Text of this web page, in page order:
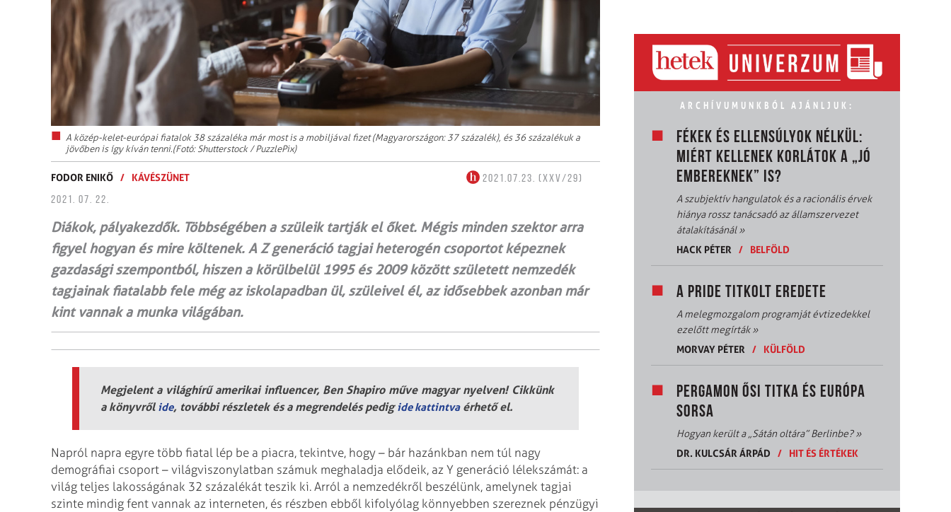
A közép-kelet-európai fiatalok 38 százaléka már most is a mobiljával fizet (Magyarországon: 37 százalék), és 36 százalékuk a
jövőben is így kíván tenni.(Fotó: Shutterstock / PuzzlePix)
FODOR ENIKŐ / KÁVÉSZÜNET
2021.07.23. (XXV/29)
2021. 07. 22.
Diákok, pályakezdők. Többségében a szüleik tartják el őket. Mégis minden szektor arra
figyel hogyan és mire költenek. A Z generáció tagjai heterogén csoportot képeznek
gazdasági szempontból, hiszen a körülbelül 1995 és 2009 között született nemzedék
tagjainak fiatalabb fele még az iskolapadban ül, szüleivel él, az idősebbek azonban már
kint vannak a munka világában.
Megjelent a világhírű amerikai influencer, Ben Shapiro műve magyar nyelven! Cikkünk
a könyvről ide, további részletek és a megrendelés pedigide kattintvaérhető el.
Napról napra egyre több fiatal lép be a piacra, tekintve, hogy – bár hazánkban nem túl nagy
demográfiai csoport – világviszonylatban számuk meghaladja elődeik, az Y generáció lélekszámát: a
világ teljes lakosságának 32 százalékát teszik ki. Arról a nemzedékről beszélünk, amelynek tagjai
szinte mindig fent vannak az interneten, és részben ebből kifolyólag könnyebben szereznek pénzügyi
ARCHÍVUMUNKBÓL AJÁNLJUK:
FÉKEK ÉS ELLENSÚLYOK NÉLKÜL:
MIÉRT KELLENEK KORLÁTOK A „JÓ
EMBEREKNEK” IS?
A szubjektív hangulatok és a racionális érvek
hiánya rossz tanácsadó az államszervezet
átalakításánál»
HACK PÉTER
/ BELFÖLD
A PRIDE TITKOLT EREDETE
A melegmozgalom programját évtizedekkel
ezelőtt megírták»
MORVAY PÉTER
/ KÜLFÖLD
PERGAMON ŐSI TITKA ÉS EURÓPA
SORSA
Hogyan került a „Sátán oltára” Berlinbe?»
DR. KULCSÁR ÁRPÁD
/ HIT ÉS ÉRTÉKEK